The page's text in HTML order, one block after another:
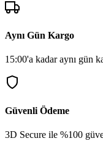
Aynı Gün Kargo
15:00'a kadar aynı gün
Güvenli Ödeme
3D Secure ile %100